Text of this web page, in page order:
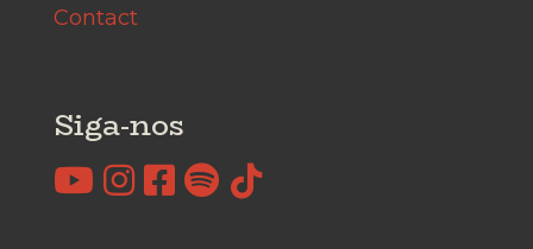
Contact
Siga-nos